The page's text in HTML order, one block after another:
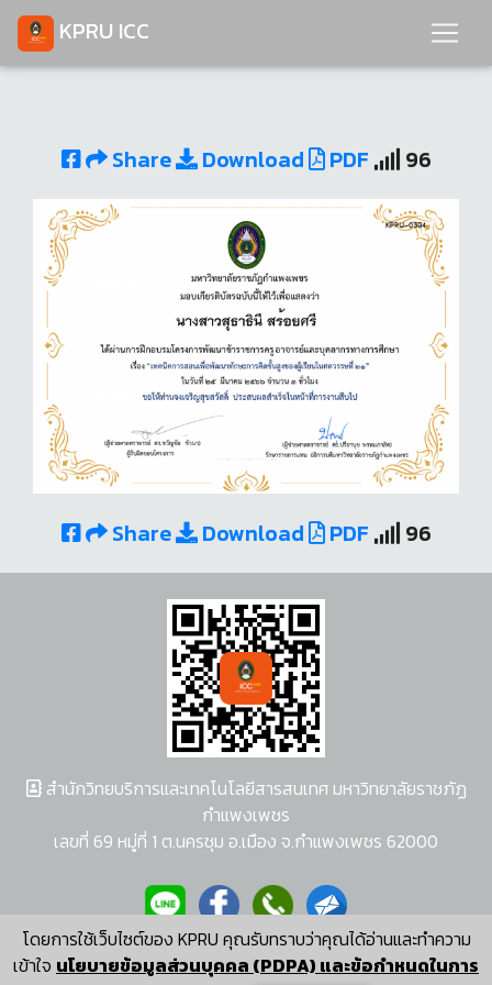
KPRU ICC
Share Download PDF 96
Share Download PDF 96
โดยการใช้เว็บไซต์ของ KPRU คุณรับทราบว่าคุณได้อ่านและทำความ
เข้าใจ นโยบายข้อมูลส่วนบุคคล (PDPA) และข้อกำหนดในการ
สำนักวิทยบริการและเทคโนโลยีสารสนเทศ มหาวิทยาลัยราชภัฏ
กำแพงเพชร
เลขที่ 69 หมู่ที่ 1 ต.นครชุม อ.เมือง จ.กำแพงเพชร 62000
ผู้พัฒนาระบบ อนุชา พวงผกา